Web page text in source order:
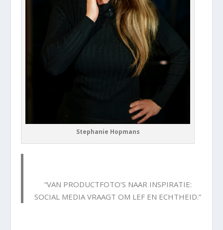
Stephanie Hopmans
“VAN PRODUCTFOTO’S NAAR INSPIRATIE:
SOCIAL MEDIA VRAAGT OM LEF EN ECHTHEID.”